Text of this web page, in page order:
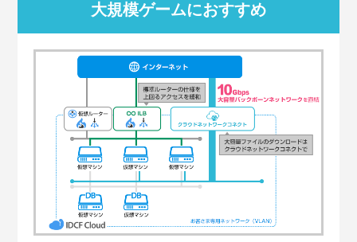
大規模ゲームにおすすめ